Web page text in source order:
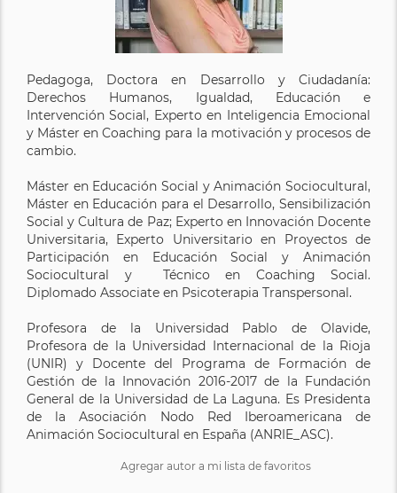
Pedagoga, Doctora en Desarrollo y Ciudadanía:
Derechos Humanos, Igualdad, Educación e
Intervención Social, Experto en Inteligencia Emocional
y Máster en Coaching para la motivación y procesos de
cambio.
Máster en Educación Social y Animación Sociocultural,
Máster en Educación para el Desarrollo, Sensibilización
Social y Cultura de Paz; Experto en Innovación Docente
Universitaria, Experto Universitario en Proyectos de
Participación en Educación Social y Animación
Sociocultural y Técnico en Coaching Social.
Diplomado Associate en Psicoterapia Transpersonal.
Profesora de la Universidad Pablo de Olavide,
Profesora de la Universidad Internacional de la Rioja
(UNIR) y Docente del Programa de Formación de
Gestión de la Innovación 2016-2017 de la Fundación
General de la Universidad de La Laguna. Es Presidenta
de la Asociación Nodo Red Iberoamericana de
Animación Sociocultural en España (ANRIE_ASC).
Agregar autor a mi lista de favoritos